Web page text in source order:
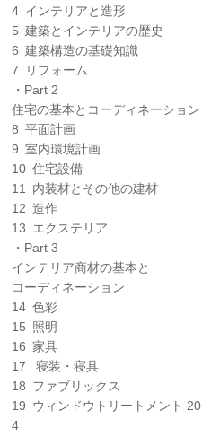
4 インテリアと造形
5 建築とインテリアの歴史
6 建築構造の基礎知識
7 リフォーム
・Part 2
住宅の基本とコーディネーション
8 平面計画
9 室内環境計画
10 住宅設備
11 内装材とその他の建材
12 造作
13 エクステリア
・Part 3
インテリア商材の基本と
コーディネーション
14 色彩
15 照明
16 家具
17 寝装・寝具
18 ファブリックス
19 ウィンドウトリートメント
4